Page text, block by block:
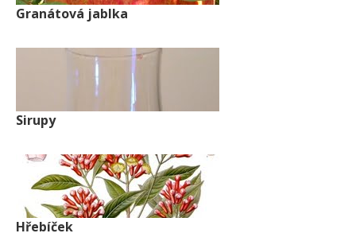
Granátová jablka
Sirupy
Hřebíček